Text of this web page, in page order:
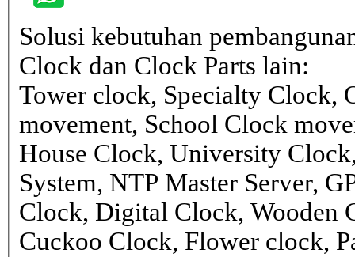
Solusi kebutuhan
Clock dan Clock Parts lain:
Tower clock, Specialty Clock,
movement, School Clock
House Clock, University
System, NTP Master Server,
Clock, Digital Clock, Wooden
Cuckoo Clock, Flower clock,